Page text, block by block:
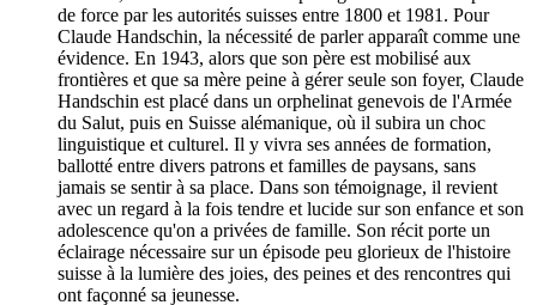
de force par les autorités suisses entre 1800 et 1981. Pour
Claude Handschin, la nécessité de parler apparaît comme une
évidence. En 1943, alors que son père est mobilisé aux
frontières et que sa mère peine à gérer seule son foyer, Claude
Handschin est placé dans un orphelinat genevois de l'Armée
du Salut, puis en Suisse alémanique, où il subira un choc
linguistique et culturel. Il y vivra ses années de formation,
ballotté entre divers patrons et familles de paysans, sans
jamais se sentir à sa place. Dans son témoignage, il revient
avec un regard à la fois tendre et lucide sur son enfance et son
adolescence qu'on a privées de famille. Son récit porte un
éclairage nécessaire sur un épisode peu glorieux de l'histoire
suisse à la lumière des joies, des peines et des rencontres qui
ont façonné sa jeunesse.